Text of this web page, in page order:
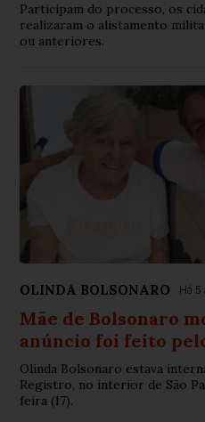
Participam do processo, os
realizaram o alistamento
ou anteriores.
OLINDA BOLSONARO Há 5
Mãe de Bolsonaro
anúncio foi feito
Olinda Bolsonaro estava
Registro, no interior de São
feira (17).